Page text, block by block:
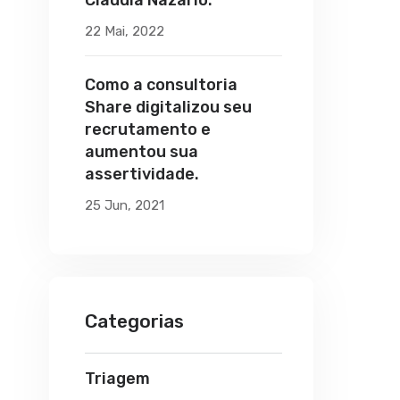
22 Mai, 2022
Como a consultoria
Share digitalizou seu
recrutamento e
aumentou sua
assertividade.
25 Jun, 2021
Categorias
Triagem